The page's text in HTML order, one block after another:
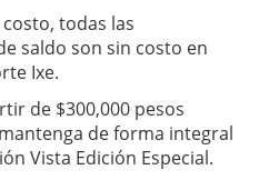
todas las
saldo son sin costo en
Ixe.
de $300,000 pesos
de forma integral
Vista Edición Especial.